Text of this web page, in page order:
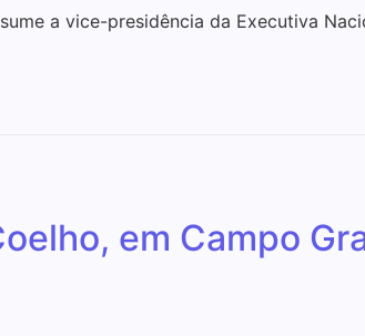
a vice-presidência da Executiva
em Campo